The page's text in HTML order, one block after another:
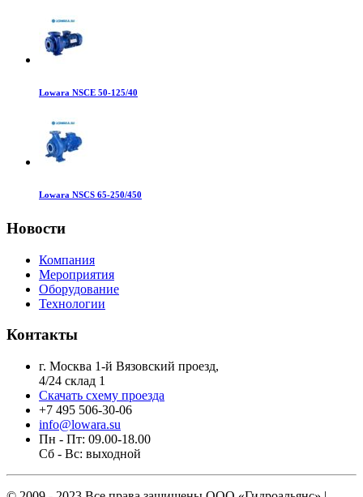
Lowara NSCE 50-125/40
Lowara NSCS 65-250/450
Новости
Компания
Мероприятия
Оборудование
Технологии
Контакты
г. Москва 1-й Вязовский проезд,
4/24 склад 1
Скачать схему проезда
+7 495 506-30-06
info@lowara.su
Пн - Пт: 09.00-18.00
Сб - Вс: выходной